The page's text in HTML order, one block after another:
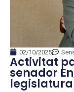
02/10/2025
Activitat
senador